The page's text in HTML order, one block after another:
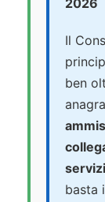
2026
Il
ben
basta